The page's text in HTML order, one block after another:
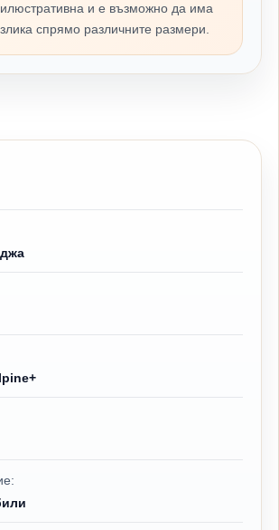
и е възможно да има
спрямо различните размери.